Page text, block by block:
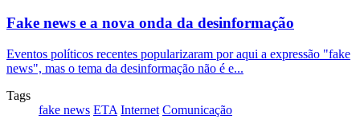
Fake news e a nova onda da desinformação
Eventos políticos recentes popularizaram por aqui a expressão "fake
news", mas o tema da desinformação não é e...
Tags
fake news ETA Internet Comunicação